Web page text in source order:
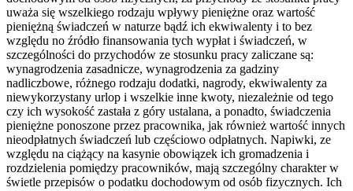
uważa się wszelkiego rodzaju wpływy pieniężne oraz wartość
pieniężną świadczeń w naturze bądź ich ekwiwalenty i to bez
względu no źródło finansowania tych wypłat i świadczeń, w
szczególności do przychodów ze stosunku pracy zaliczane są:
wynagrodzenia zasadnicze, wynagrodzenia za gadziny
nadliczbowe, różnego rodzaju dodatki, nagrody, ekwiwalenty za
niewykorzystany urlop i wszelkie inne kwoty, niezależnie od tego
czy ich wysokość zastała z góry ustalana, a ponadto, świadczenia
pieniężne ponoszone przez pracownika, jak również wartość innych
nieodpłatnych świadczeń lub częściowo odpłatnych. Napiwki, ze
względu na ciążący na kasynie obowiązek ich gromadzenia i
rozdzielenia pomiędzy pracowników, mają szczególny charakter w
świetle przepisów o podatku dochodowym od osób fizycznych. Ich